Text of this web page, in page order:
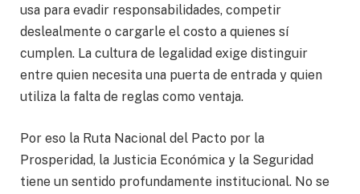
usa para evadir responsabilidades, competir
deslealmente o cargarle el costo a quienes sí
cumplen. La cultura de legalidad exige distinguir
entre quien necesita una puerta de entrada y quien
utiliza la falta de reglas como ventaja.
Por eso la Ruta Nacional del Pacto por la
Prosperidad, la Justicia Económica y la Seguridad
tiene un sentido profundamente institucional. No se